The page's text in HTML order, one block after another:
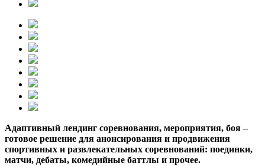
Адаптивный лендинг соревнования, мероприятия, боя –
готовое решение для анонсирования и продвижения
спортивных и развлекательных соревнований: поединки,
матчи, дебаты, комедийные баттлы и прочее.